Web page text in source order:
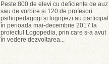
Peste 800 de elevi cu deficiențe de auz
sau de vorbire și 120 de profesori
psihopedagogi și logopezi au participat
în perioada mai-decembrie 2017 la
proiectul Logopedia, prin care s-a avut
în vedere dezvoltarea...